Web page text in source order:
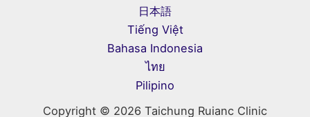
日本語
Tiếng Việt
Bahasa Indonesia
ไทย
Pilipino
Copyright © 2026 Taichung Ruianc Clinic